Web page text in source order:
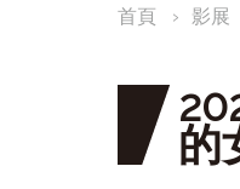
首頁 影展
的